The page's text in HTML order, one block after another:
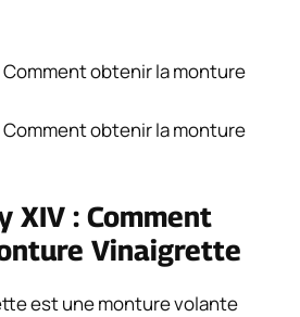
XIV : Comment
Vinaigrette
est une monture volante